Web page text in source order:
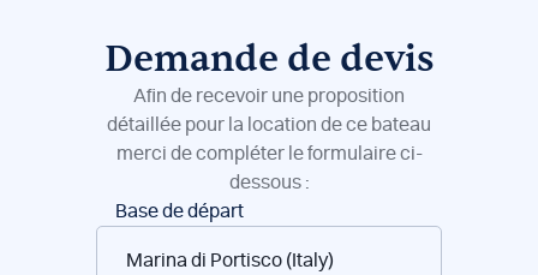
Demande de devis
Afin de recevoir une proposition
détaillée pour la location de ce bateau
merci de compléter le formulaire ci-
dessous :
Réservation
bateaux
Base de départ